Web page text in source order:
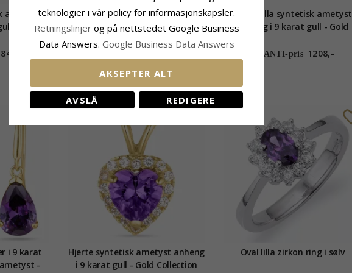
ametyst
- Gold
12 mm pote krystall creol i sølv -
Little Ones
Dråpe lilla syntetisk ametyst
anheng i 9 karat gull - Gold
CHANTI-pris 1208,-
i 9 karat
-
Hjerte syntetisk ametyst anheng
i 9 karat gull - Gold Collection
Oval lilla zirkon ring i sølv
teknologier i vår policy for informasjonskapsler.
Retningslinjer og på nettstedet Google Business
Data Answers. Google Business Data Answers
AKSEPTER ALT
AVSLÅ REDIGERE